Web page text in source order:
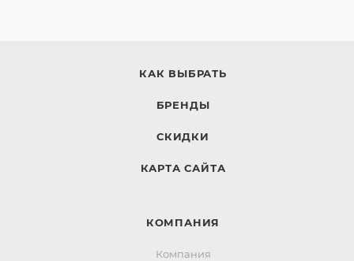
КАК ВЫБРАТЬ
БРЕНДЫ
СКИДКИ
КАРТА САЙТА
КОМПАНИЯ
Компания